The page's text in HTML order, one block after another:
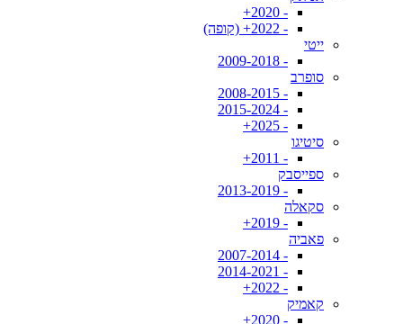
- 2020+
- 2022+ (קופה)
ייטי
- 2009-2018
סופרב
- 2008-2015
- 2015-2024
- 2025+
סיטיגו
- 2011+
ספייסבק
- 2013-2019
סקאלה
- 2019+
פאביה
- 2007-2014
- 2014-2021
- 2022+
קאמיק
- 2020+